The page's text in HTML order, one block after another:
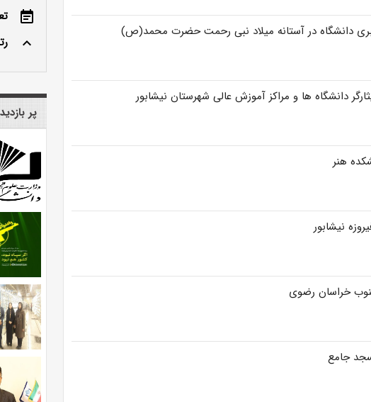
دانشگاه در آستانه میلاد نبی رحمت حضرت محمد(ص)
دانشگاه ها و مراکز آموزش عالی شهرستان نیشابور
هنر
نیشابور
خراسان رضوی
جامع
event_note
keyboard_arrow_up
پر